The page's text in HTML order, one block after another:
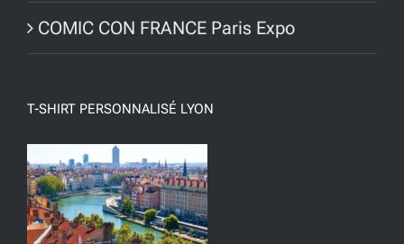
COMIC CON FRANCE Paris Expo
T-SHIRT PERSONNALISÉ LYON